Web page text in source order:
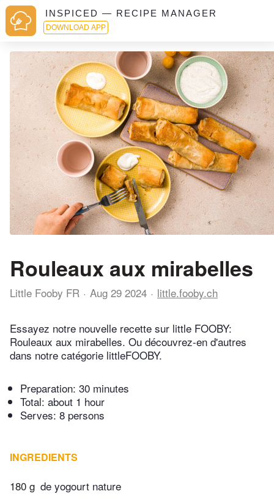
INSPICED — RECIPE MANAGER
DOWNLOAD APP
Rouleaux aux mirabelles
Little Fooby FR Aug 29 2024 little.fooby.ch
Essayez notre nouvelle recette sur little FOOBY:
Rouleaux aux mirabelles. Ou découvrez-en d'autres
dans notre catégorie littleFOOBY.
Preparation: 30 minutes
Total: about 1 hour
Serves: 8 persons
INGREDIENTS
180 g de yogourt nature